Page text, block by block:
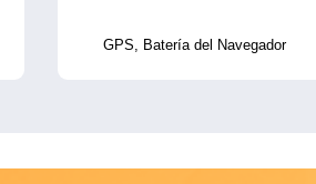
GPS, Batería del Navegador